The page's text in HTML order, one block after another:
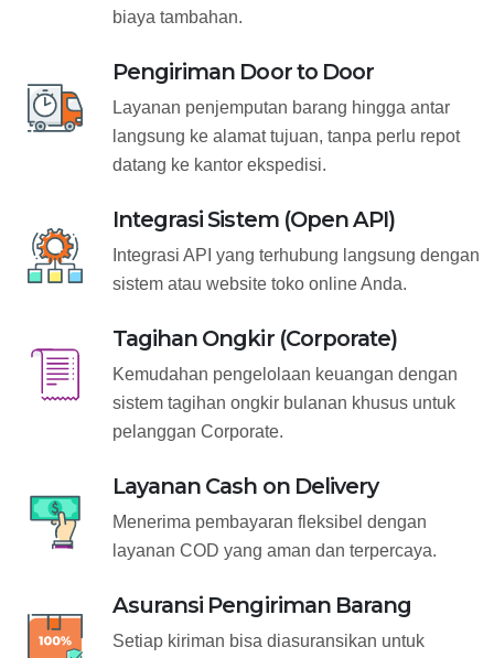
biaya tambahan.
Pengiriman Door to Door
Layanan penjemputan barang hingga antar
langsung ke alamat tujuan, tanpa perlu repot
datang ke kantor ekspedisi.
Integrasi Sistem (Open API)
Integrasi API yang terhubung langsung dengan
sistem atau website toko online Anda.
Tagihan Ongkir (Corporate)
Kemudahan pengelolaan keuangan dengan
sistem tagihan ongkir bulanan khusus untuk
pelanggan Corporate.
Layanan Cash on Delivery
Menerima pembayaran fleksibel dengan
layanan COD yang aman dan terpercaya.
Asuransi Pengiriman Barang
Setiap kiriman bisa diasuransikan untuk